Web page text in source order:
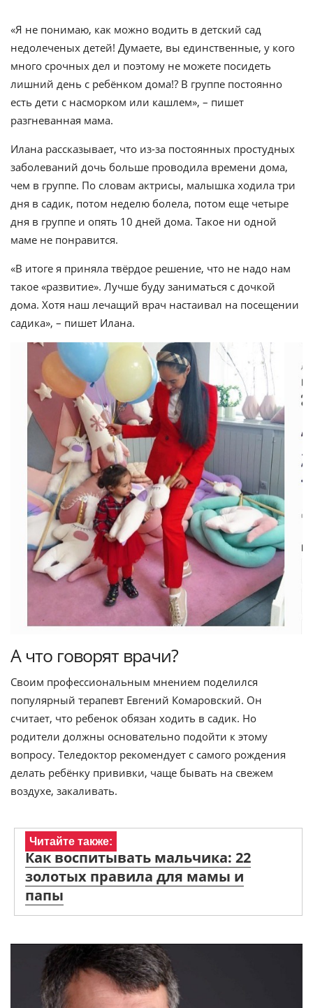
«Я не понимаю, как можно водить в детский сад
недолеченых детей! Думаете, вы единственные, у кого
много срочных дел и поэтому не можете посидеть
лишний день с ребёнком дома!? В группе постоянно
есть дети с насморком или кашлем», – пишет
разгневанная мама.
Илана рассказывает, что из-за постоянных простудных
заболеваний дочь больше проводила времени дома,
чем в группе. По словам актрисы, малышка ходила три
дня в садик, потом неделю болела, потом еще четыре
дня в группе и опять 10 дней дома. Такое ни одной
маме не понравится.
«В итоге я приняла твёрдое решение, что не надо нам
такое «развитие». Лучше буду заниматься с дочкой
дома. Хотя наш лечащий врач настаивал на посещении
садика», – пишет Илана.
А что говорят врачи?
Своим профессиональным мнением поделился
популярный терапевт Евгений Комаровский. Он
считает, что ребенок обязан ходить в садик. Но
родители должны основательно подойти к этому
вопросу. Теледоктор рекомендует с самого рождения
делать ребёнку прививки, чаще бывать на свежем
воздухе, закаливать.
Читайте также:
Как воспитывать мальчика: 22
золотых правила для мамы и
папы